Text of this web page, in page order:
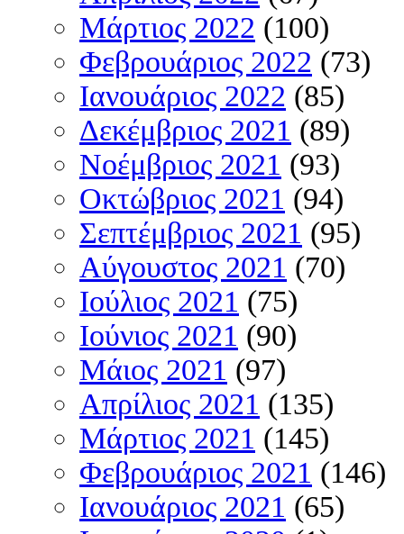
Μάρτιος 2022 (100)
Φεβρουάριος 2022 (73)
Ιανουάριος 2022 (85)
Δεκέμβριος 2021 (89)
Νοέμβριος 2021 (93)
Οκτώβριος 2021 (94)
Σεπτέμβριος 2021 (95)
Αύγουστος 2021 (70)
Ιούλιος 2021 (75)
Ιούνιος 2021 (90)
Μάιος 2021 (97)
Απρίλιος 2021 (135)
Μάρτιος 2021 (145)
Φεβρουάριος 2021 (146)
Ιανουάριος 2021 (65)